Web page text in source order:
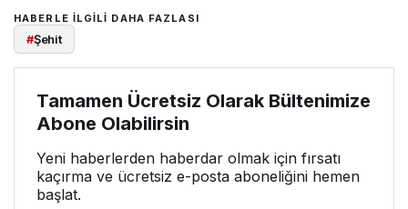
HABERLE ILGILI DAHA FAZLASI
#Şehit
Tamamen Ücretsiz Olarak Bültenimize
Abone Olabilirsin
Yeni haberlerden haberdar olmak için fırsatı
kaçırma ve ücretsiz e-posta aboneliğini hemen
başlat.